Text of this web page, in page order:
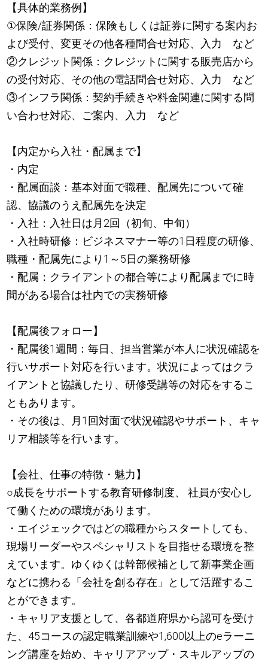
【具体的業務例】
①保険/証券関係：保険もしくは証券に関する案内お
よび受付、変更その他各種問合せ対応、入力 など
②クレジット関係：クレジットに関する販売店から
の受付対応、その他の電話問合せ対応、入力 など
③インフラ関係：契約手続きや料金関連に関する問
い合わせ対応、ご案内、入力 など
【内定から入社・配属まで】
・内定
・配属面談：基本対面で職種、配属先について確
認、協議のうえ配属先を決定
・入社：入社日は月2回（初旬、中旬）
・入社時研修：ビジネスマナー等の1日程度の研修、
職種・配属先により1～5日の業務研修
・配属：クライアントの都合等により配属までに時
間がある場合は社内での実務研修
【配属後フォロー】
・配属後1週間：毎日、担当営業が本人に状況確認を
行いサポート対応を行います。状況によってはクラ
イアントと協議したり、研修受講等の対応をするこ
ともあります。
・その後は、月1回対面で状況確認やサポート、キャ
リア相談等を行います。
【会社、仕事の特徴・魅力】
○成長をサポートする教育研修制度、 社員が安心し
て働くための環境があります。
・エイジェックではどの職種からスタートしても、
現場リーダーやスペシャリストを目指せる環境を整
えています。ゆくゆくは幹部候補として新事業企画
などに携わる「会社を創る存在」として活躍するこ
とができます。
・キャリア支援として、各都道府県から認可を受け
た、45コースの認定職業訓練や1,600以上のeラーニ
ング講座を始め、キャリアアップ・スキルアップの